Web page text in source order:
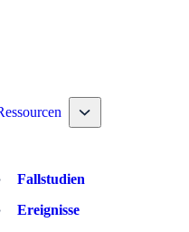
Toggle nav dropdown
Fallstudien
Ereignisse